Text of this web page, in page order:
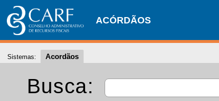
ACÓRDÃOS
Sistemas: Acordãos
Busca: